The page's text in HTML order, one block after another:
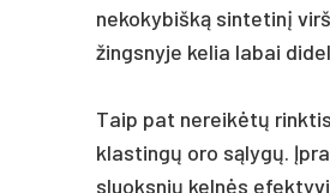
nekokybišką sintetinį
žingsnyje kelia labai
Taip pat nereikėtų
klastingų oro sąlygų.
sluoksnių kelnės